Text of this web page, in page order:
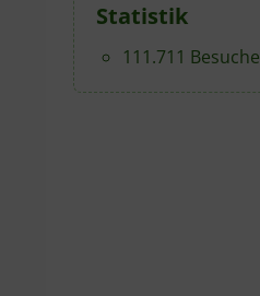
Statistik
111.711 Besuche